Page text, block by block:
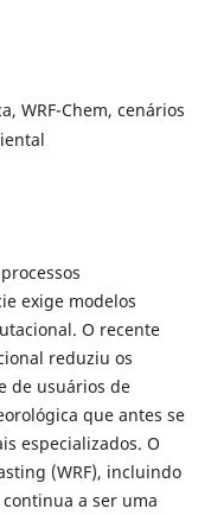
WRF-Chem, cenários
exige modelos
O recente
reduziu os
de usuários de
que antes se
especializados. O
(WRF), incluindo
continua a ser uma